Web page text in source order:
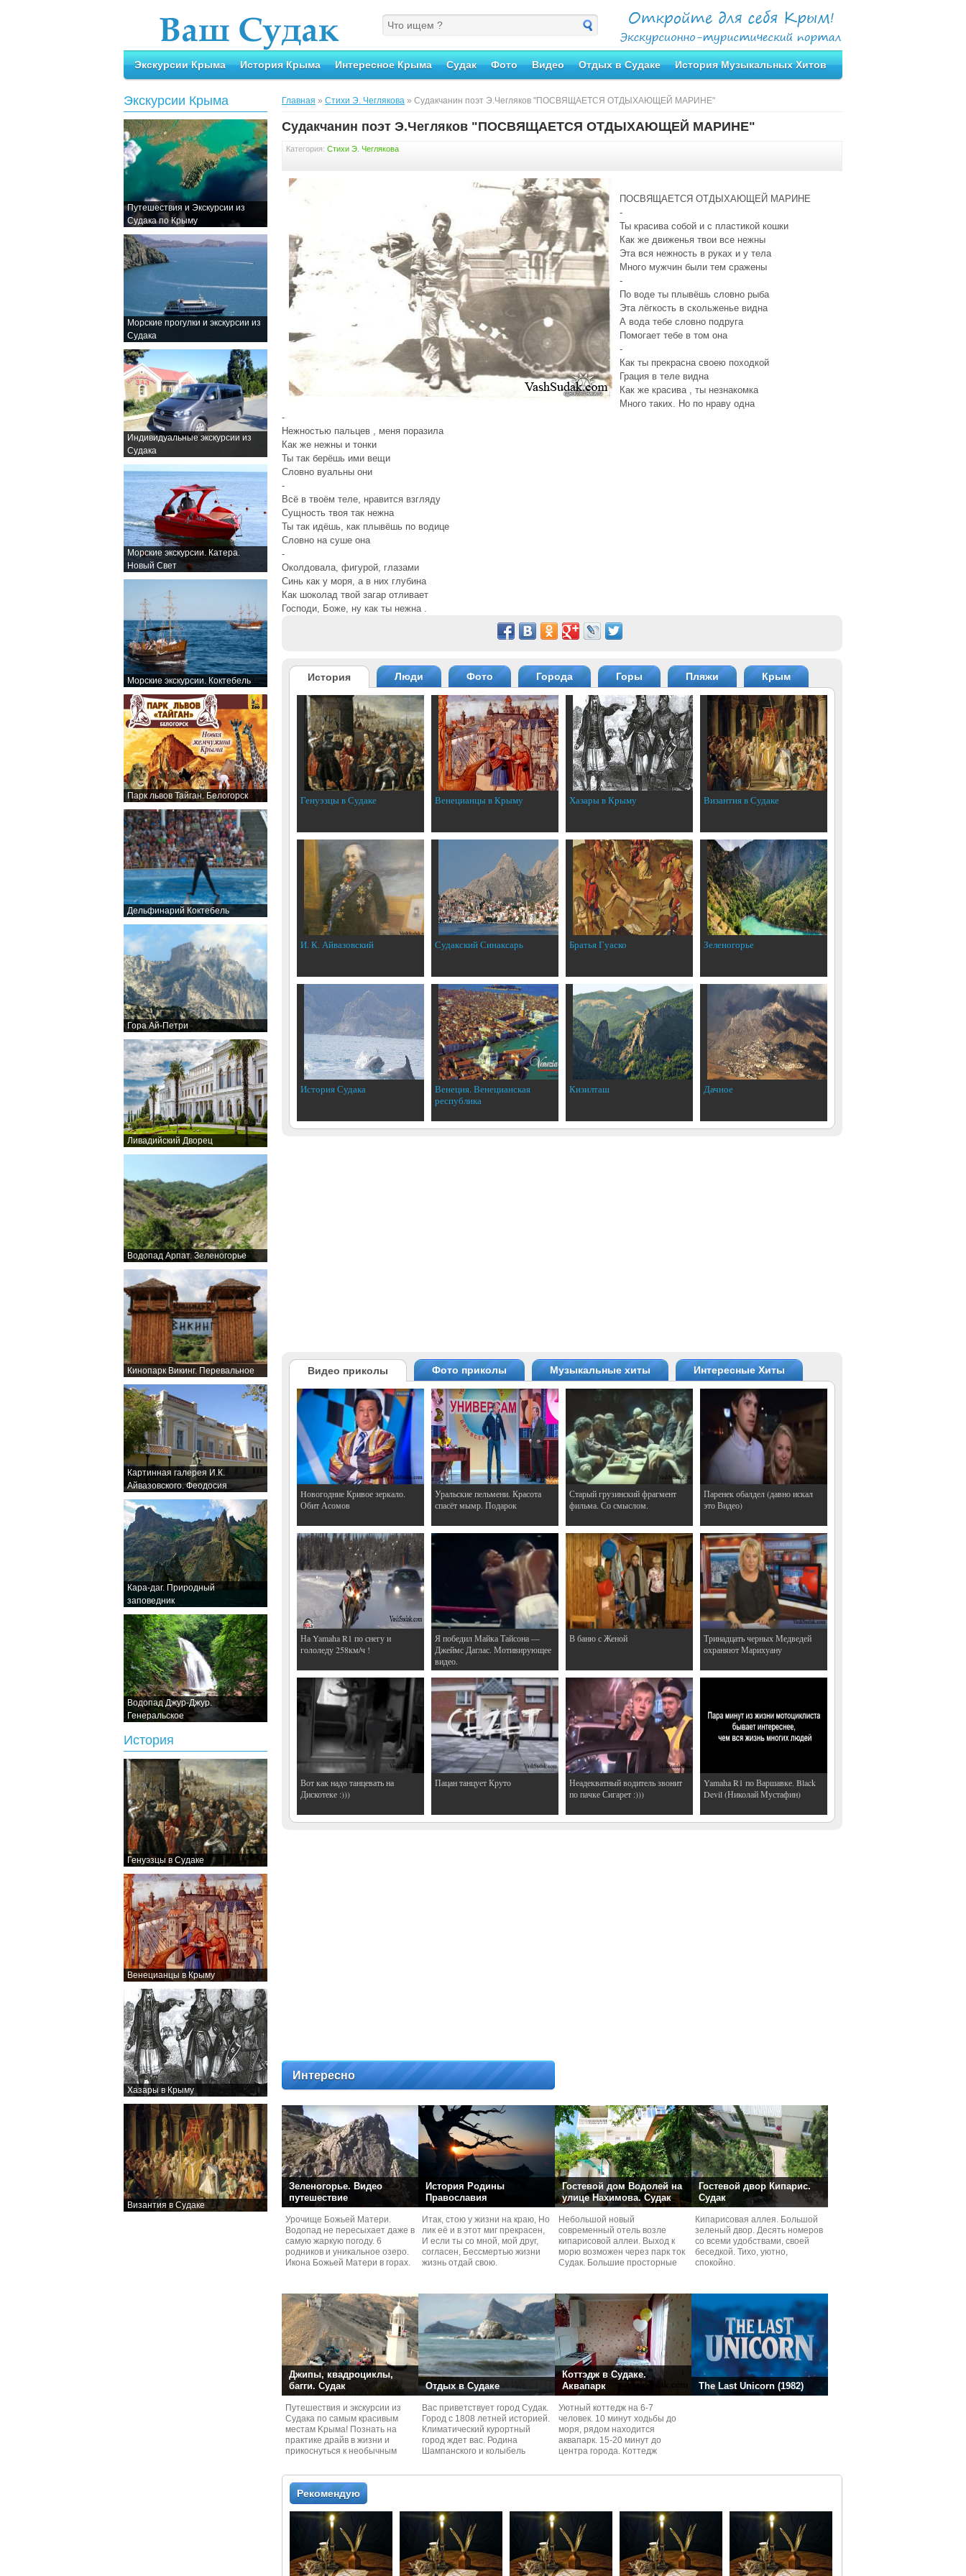
Экскурсии Крыма История Крыма Интересное Крыма Судак Фото Видео Отдых в Судаке История Музыкальных Хитов
Экскурсии Крыма
Путешествия и Экскурсии из
Судака по Крыму
Морские прогулки и экскурсии из
Судака
Индивидуальные экскурсии из
Судака
Морские экскурсии. Катера.
Новый Свет
Морские экскурсии. Коктебель
Парк львов Тайган. Белогорск
Дельфинарий Коктебель
Гора Ай-Петри
Ливадийский Дворец
Водопад Арпат. Зеленогорье
Кинопарк Викинг. Перевальное
Картинная галерея И.К.
Айвазовского. Феодосия
Кара-даг. Природный
заповедник
Водопад Джур-Джур.
Генеральское
История
Генуэзцы в Судаке
Венецианцы в Крыму
Хазары в Крыму
Византия в Судаке
Главная » Стихи Э. Чеглякова » Судакчанин поэт Э.Чегляков "ПОСВЯЩАЕТСЯ ОТДЫХАЮЩЕЙ МАРИНЕ"
Судакчанин поэт Э.Чегляков "ПОСВЯЩАЕТСЯ ОТДЫХАЮЩЕЙ МАРИНЕ"
Категория: Стихи Э. Чеглякова
ПОСВЯЩАЕТСЯ ОТДЫХАЮЩЕЙ МАРИНЕ
-
Ты красива собой и с пластикой кошки
Как же движенья твои все нежны
Эта вся нежность в руках и у тела
Много мужчин были тем сражены
-
По воде ты плывёшь словно рыба
Эта лёгкость в скольженье видна
А вода тебе словно подруга
Помогает тебе в том она
-
Как ты прекрасна своею походкой
Грация в теле видна
Как же красива , ты незнакомка
Много таких. Но по нраву одна
-
Нежностью пальцев , меня поразила
Как же нежны и тонки
Ты так берёшь ими вещи
Словно вуальны они
-
Всё в твоём теле, нравится взгляду
Сущность твоя так нежна
Ты так идёшь, как плывёшь по водице
Словно на суше она
-
Околдовала, фигурой, глазами
Синь как у моря, а в них глубина
Как шоколад твой загар отливает
Господи, Боже, ну как ты нежна .
История Люди Фото Города Горы Пляжи Крым
Генуэзцы в Судаке Венецианцы в Крыму Хазары в Крыму Византия в Судаке
И. К. Айвазовский Судакский Синаксарь Братья Гуаско Зеленогорье
История Судака
Венеция. Венецианская
республика
Кизилташ Дачное
Видео приколы Фото приколы Музыкальные хиты Интересные Хиты
Hовогодние Кривое зеркало.
Обит Асомов
Уральские пельмени. Красота
спасёт мымр. Подарок
Старый грузинский фрагмент
фильма. Со смыслом.
Паренек обалдел (давно искал
это Видео)
На Yamaha R1 по снегу и
гололеду 258км/ч !
Я победил Майка Тайсона —
Джеймс Даглас. Мотивирующее
видео.
В баню с Женой
Тринадцать черных Медведей
охраняют Марихуану
Вот как надо танцевать на
Дискотеке :)))
Пацан танцует Круто
Неадекватный водитель звонит
по пачке Сигарет :)))
Yamaha R1 по Варшавке. Black
Devil (Николай Мустафин)
Интересно
Зеленогорье. Видео
путешествие
Урочище Божьей Матери.
Водопад не пересыхает даже в
самую жаркую погоду. 6
родников и уникальное озеро.
Икона Божьей Матери в горах.
История Родины
Православия
Итак, стою у жизни на краю, Но
лик её и в этот миг прекрасен,
И если ты со мной, мой друг,
согласен, Бессмертью жизни
жизнь отдай свою.
Гостевой дом Водолей на
улице Нахимова. Судак
Небольшой новый
современный отель возле
кипарисовой аллеи. Выход к
морю возможен через парк ток
Судaк. Большие просторные
Гостевой двор Кипарис.
Судак
Кипарисовая аллея. Большой
зеленый двор. Десять номеров
со всеми удобствами, своей
беседкой. Тихо, уютно,
спокойно.
Джипы, квадроциклы,
багги. Судак
Путешествия и экскурcии из
Судaка по самым красивым
местам Kрыма! Познать на
практике драйв в жизни и
прикоснуться к необычным
Отдых в Судаке
Вас приветствует город Судак.
Город с 1808 летней историей.
Климатический курортный
город ждет вас. Родина
Шампанского и колыбель
Коттэдж в Судаке.
Аквапарк
Уютный коттедж на 6-7
человек. 10 минут ходьбы до
моря, рядом находится
аквапарк. 15-20 минут до
центра города. Коттедж
The Last Unicorn (1982)
Рекомендую